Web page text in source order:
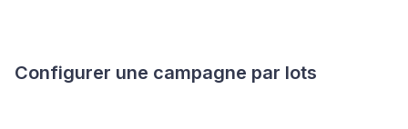
Configurer une campagne par lots